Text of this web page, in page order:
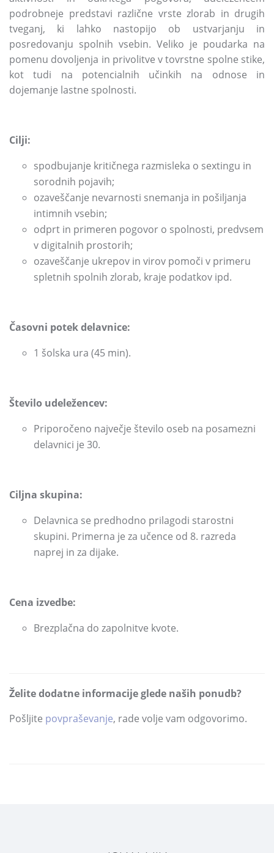
podrobneje predstavi različne vrste zlorab in drugih
tveganj, ki lahko nastopijo ob ustvarjanju in
posredovanju spolnih vsebin. Veliko je poudarka na
pomenu dovoljenja in privolitve v tovrstne spolne stike,
kot tudi na potencialnih učinkih na odnose in
dojemanje lastne spolnosti.
Cilji:
spodbujanje kritičnega razmisleka o sextingu in
sorodnih pojavih;
ozaveščanje nevarnosti snemanja in pošiljanja
intimnih vsebin;
odprt in primeren pogovor o spolnosti, predvsem
v digitalnih prostorih;
ozaveščanje ukrepov in virov pomoči v primeru
spletnih spolnih zlorab, kraje podatkov ipd.
Časovni potek delavnice:
1 šolska ura (45 min).
Število udeležencev:
Priporočeno največje število oseb na posamezni
delavnici je 30.
Ciljna skupina:
Delavnica se predhodno prilagodi starostni
skupini. Primerna je za učence od 8. razreda
naprej in za dijake.
Cena izvedbe:
Brezplačna do zapolnitve kvote.
Želite dodatne informacije glede naših ponudb?
Pošljite povpraševanje, rade volje vam odgovorimo.